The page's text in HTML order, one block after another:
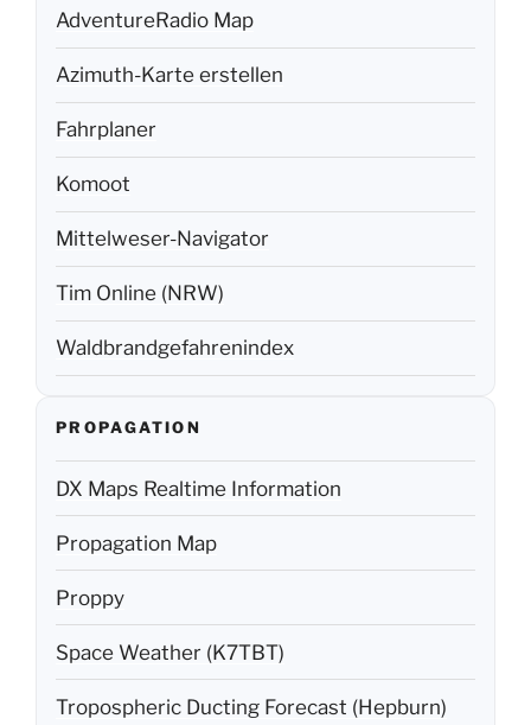
AdventureRadio Map
Azimuth-Karte erstellen
Fahrplaner
Komoot
Mittelweser-Navigator
Tim Online (NRW)
Waldbrandgefahrenindex
PROPAGATION
DX Maps Realtime Information
Propagation Map
Proppy
Space Weather (K7TBT)
Tropospheric Ducting Forecast (Hepburn)